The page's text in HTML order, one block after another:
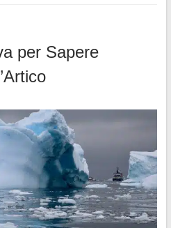
per Sapere